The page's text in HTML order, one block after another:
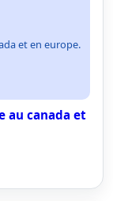
et en europe.
au canada et